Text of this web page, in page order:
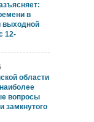
в
выходной
12-
области
вопросы
замкнутого